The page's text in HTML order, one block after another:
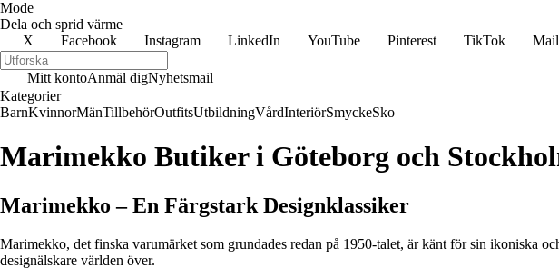
Mode
Dela och sprid värme
X
Facebook Instagram LinkedIn YouTube Pinterest TikTok Mail
Mitt kontoAnmäl digNyhetsmail
Kategorier
BarnKvinnorMänTillbehörOutfitsUtbildningVårdInteriörSmyckeSko
Marimekko Butiker i Göteborg och
Marimekko – En Färgstark Designklassiker
Marimekko, det finska varumärket som grundades redan på 1950-talet, är känt för sin ikoniska
designälskare världen över.